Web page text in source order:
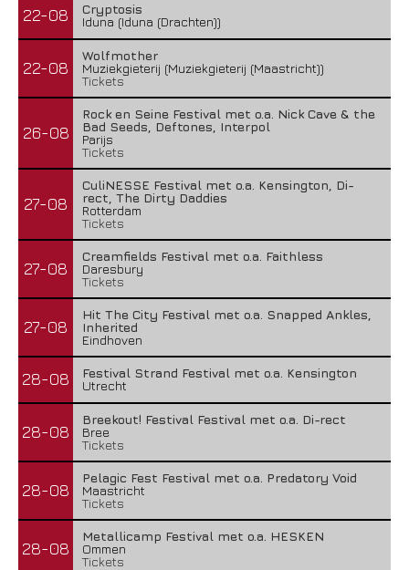
22-08
Cryptosis
Iduna (Iduna (Drachten))
22-08
Wolfmother
Muziekgieterij (Muziekgieterij (Maastricht))
Tickets
26-08
Rock en Seine Festival met o.a. Nick Cave & the
Bad Seeds, Deftones, Interpol
Parijs
Tickets
27-08
CuliNESSE Festival met o.a. Kensington, Di-
rect, The Dirty Daddies
Rotterdam
Tickets
27-08
Creamfields Festival met o.a. Faithless
Daresbury
Tickets
27-08
Hit The City Festival met o.a. Snapped Ankles,
Inherited
Eindhoven
28-08
Festival Strand Festival met o.a. Kensington
Utrecht
28-08
Breekout! Festival Festival met o.a. Di-rect
Bree
Tickets
28-08
Pelagic Fest Festival met o.a. Predatory Void
Maastricht
Tickets
28-08
Metallicamp Festival met o.a. HESKEN
Ommen
Tickets